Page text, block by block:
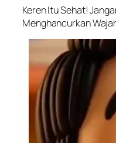
Keren Itu Sehat!
Menghancurkan